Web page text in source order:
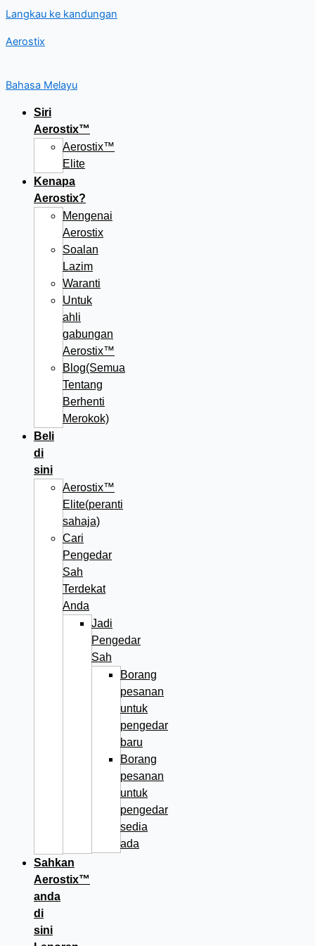
Langkau ke kandungan
Aerostix
Bahasa Melayu
Siri
Aerostix™
Aerostix™
Elite
Kenapa
Aerostix?
Mengenai
Aerostix
Soalan
Lazim
Waranti
Untuk
ahli
gabungan
Aerostix™
Blog(Semua
Tentang
Berhenti
Merokok)
Beli
di
sini
Aerostix™
Elite(peranti
sahaja)
Cari
Pengedar
Sah
Terdekat
Anda
Jadi
Pengedar
Sah
Borang
pesanan
untuk
pengedar
baru
Borang
pesanan
untuk
pengedar
sedia
ada
Sahkan
Aerostix™
anda
di
sini